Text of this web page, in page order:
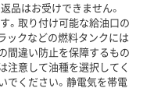
品はお受けできません。
。取り付け可能な給油口の
ックなどの燃料タンクには
間違い防止を保障するもの
注意して油種を選択してく
でください。静電気を帯電